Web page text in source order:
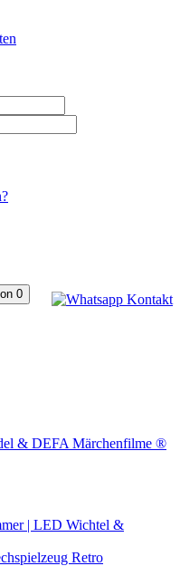
0
& DEFA Märchenfilme ®
| LED Wichtel &
Retro